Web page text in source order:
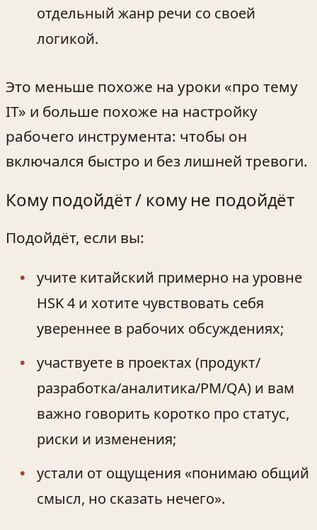
отдельный жанр речи со своей
логикой.
Это меньше похоже на уроки «про тему
IT» и больше похоже на настройку
рабочего инструмента: чтобы он
включался быстро и без лишней тревоги.
Кому подойдёт / кому не подойдёт
Подойдёт, если вы:
учите китайский примерно на уровне
HSK 4 и хотите чувствовать себя
увереннее в рабочих обсуждениях;
участвуете в проектах (продукт/
разработка/аналитика/PM/QA) и вам
важно говорить коротко про статус,
риски и изменения;
устали от ощущения «понимаю общий
смысл, но сказать нечего».